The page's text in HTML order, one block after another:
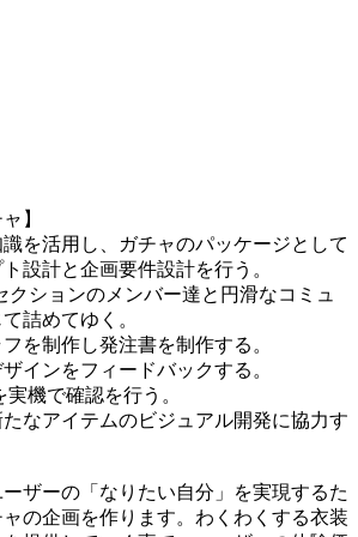
】
識を活用し、ガチャのパッケージとして
設計と企画要件設計を行う。
クションのメンバー達と円滑なコミュ
詰めてゆく。
を制作し発注書を制作する。
インをフィードバックする。
実機で確認を行う。
たなアイテムのビジュアル開発に協力す
ザーの「なりたい自分」を実現するた
の企画を作ります。わくわくする衣装